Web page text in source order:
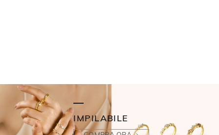
IMPILABILE